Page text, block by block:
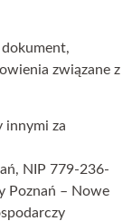
dokument,
związane z
innymi za
NIP 779-236-
Poznań – Nowe